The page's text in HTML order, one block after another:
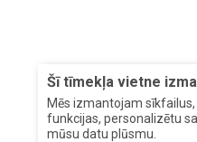
Šī tīmekļa vietne
Mēs izmantojam
funkcijas, personalizētu
mūsu datu plūsmu.